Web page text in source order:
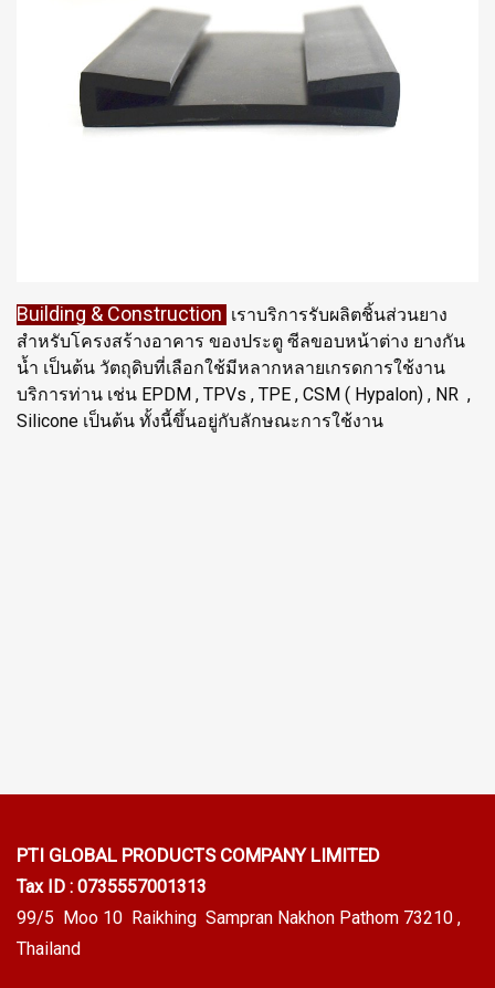
Building & Construction เราบริการรับผลิตชิ้นส่วนยาง
สำหรับโครงสร้างอาคาร ของประตู ซีลขอบหน้าต่าง ยางกัน
น้ำ เป็นต้น วัตถุดิบที่เลือกใช้มีหลากหลายเกรดการใช้งาน
บริการท่าน เช่น EPDM , TPVs , TPE , CSM ( Hypalon) , NR ,
Silicone เป็นต้น ทั้งนี้ขึ้นอยู่กับลักษณะการใช้งาน
PTI GLOBAL PRODUCTS COMPANY LIMITED
Tax ID : 0735557001313
99/5 Moo 10 Raikhing Sampran Nakhon Pathom 73210 ,
Thailand